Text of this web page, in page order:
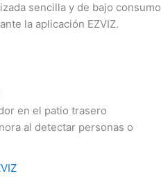
sencilla y de bajo consumo
la aplicación EZVIZ.
en el patio trasero
al detectar personas o